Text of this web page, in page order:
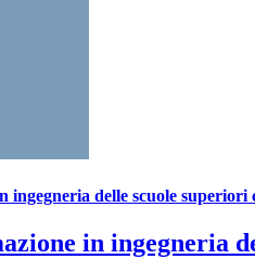
ingegneria delle scuole superiori
in ingegneria